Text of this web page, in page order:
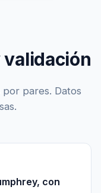
validación
por pares. Datos
con